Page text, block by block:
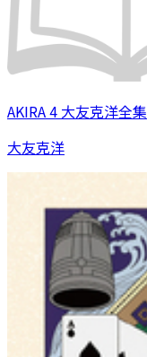
AKIRA 4 大友克洋全集
大友克洋